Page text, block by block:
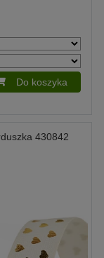
Do koszyka
430842